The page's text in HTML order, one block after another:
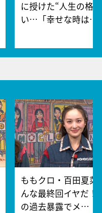
に授けた“人生の格
い…「幸せな時は…
ももクロ・百田夏菜
んな最終回イヤだ！
の過去暴露でメ…